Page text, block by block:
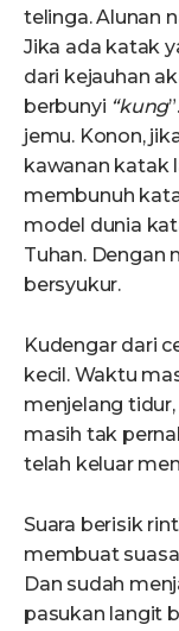
telinga. Alunan
Jika ada katak
dari kejauhan
berbunyi “kung
jemu. Konon,
kawanan katak
membunuh
model dunia
Tuhan. Dengan
bersyukur.
Kudengar dari
kecil. Waktu
menjelang
masih tak
telah keluar
Suara berisik
membuat
Dan sudah
pasukan langit